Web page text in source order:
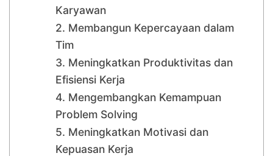
Karyawan
2. Membangun Kepercayaan dalam
Tim
3. Meningkatkan Produktivitas dan
Efisiensi Kerja
4. Mengembangkan Kemampuan
Problem Solving
5. Meningkatkan Motivasi dan
Kepuasan Kerja